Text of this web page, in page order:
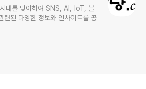
대를 맞이하여 SNS, AI, IoT, 블
련된 다양한 정보와 인사이트를 공